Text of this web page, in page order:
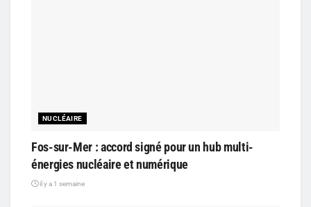
NUCLÉAIRE
Fos-sur-Mer : accord signé pour un hub multi-
énergies nucléaire et numérique
il y a 1 semaine